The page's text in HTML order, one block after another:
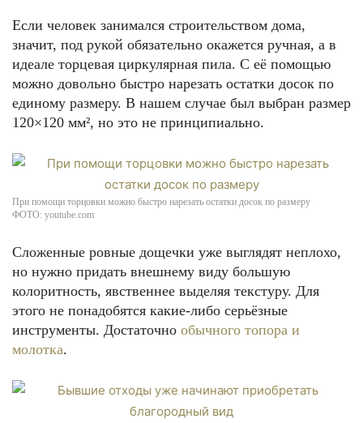
Если человек занимался строительством дома,
значит, под рукой обязательно окажется ручная, а в
идеале торцевая циркулярная пила. С её помощью
можно довольно быстро нарезать остатки досок по
единому размеру. В нашем случае был выбран размер
120×120 мм², но это не принципиально.
При помощи торцовки можно быстро нарезать остатки досок по размеру
ФОТО: youtube.com
Сложенные ровные дощечки уже выглядят неплохо,
но нужно придать внешнему виду большую
колоритность, явственнее выделяя текстуру. Для
этого не понадобятся какие-либо серьёзные
инструменты. Достаточно обычного топора и
молотка.